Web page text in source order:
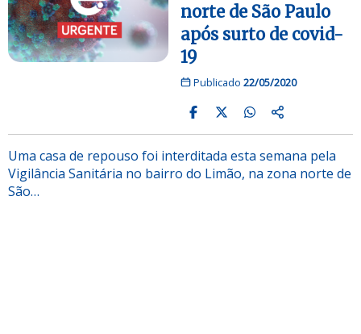
norte de São Paulo
após surto de covid-
19
Publicado 22/05/2020
Uma casa de repouso foi interditada esta semana pela
Vigilância Sanitária no bairro do Limão, na zona norte de
São…